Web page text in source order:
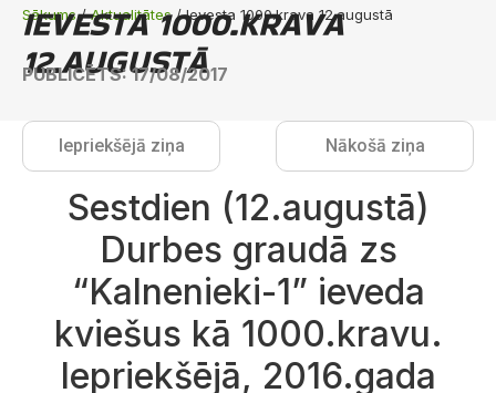
Sākums/Aktualitātes/ Ievesta 1000.krava 12.augustā
IEVESTA 1000.KRAVA
12.AUGUSTĀ
PUBLICĒTS: 17/08/2017
Nākošā ziņa
Iepriekšējā ziņa
Sestdien (12.augustā)
Durbes graudā zs
“Kalnenieki-1” ieveda
kviešus kā 1000.kravu.
Iepriekšējā, 2016.gada